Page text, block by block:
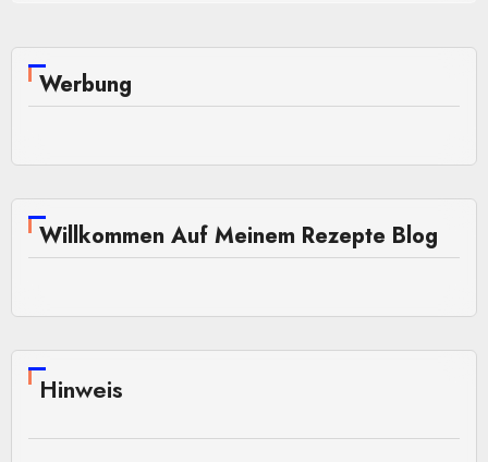
Werbung
Willkommen Auf Meinem Rezepte Blog
Hinweis